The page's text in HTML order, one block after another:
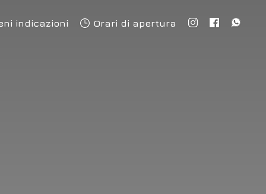
indicazioni Orari di apertura